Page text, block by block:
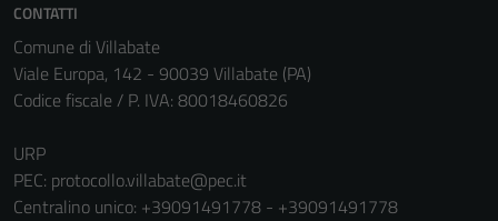
CONTATTI
Comune di Villabate
Viale Europa, 142 - 90039 Villabate (PA)
Codice fiscale / P. IVA: 80018460826
URP
PEC: protocollo.villabate@pec.it
Centralino unico: +39091491778 - +39091491778